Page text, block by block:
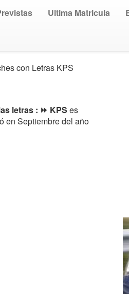
Ultima Matricula
con Letras KPS
letras : ⏩ KPS es
en Septiembre del año